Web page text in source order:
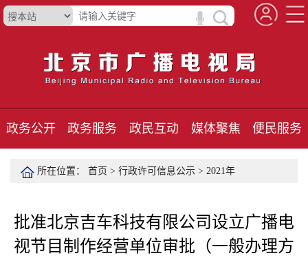
政务公开 政务服务 政民互动 媒体聚焦 便民服务
所在位置： 首页 > 行政许可信息公示 > 2021年
批准北京吉车科技有限公司设立广播电
视节目制作经营单位审批（一般办理方